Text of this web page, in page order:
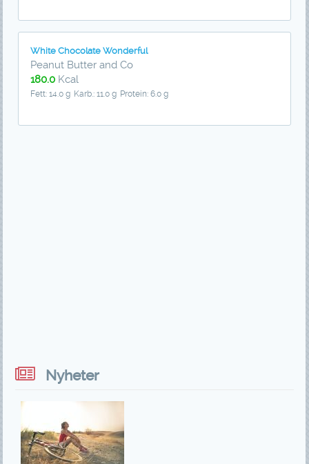
White Chocolate Wonderful
Peanut Butter and Co
180.0 Kcal
Fett: 14.0 g Karb.: 11.0 g Protein: 6.0 g
Nyheter